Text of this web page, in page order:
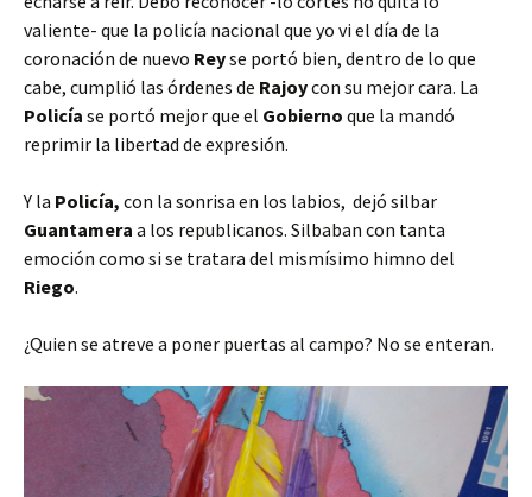
valiente- que la policía nacional que yo vi el día de la
coronación de nuevo Reyse portó bien, dentro de lo que
cabe, cumplió las órdenes de Rajoycon su mejor cara. La
Policía se portó mejor que el Gobierno que la mandó
reprimir la libertad de expresión.
Y la Policía, con la sonrisa en los labios, dejó silbar
Guantamera a los republicanos. Silbaban con tanta
emoción como si se tratara del mismísimo himno del
Riego.
¿Quien se atreve a poner puertas al campo? No se enteran.